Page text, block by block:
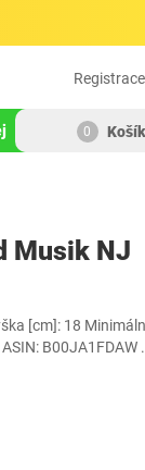
Registrace
0 Košík
Musik NJ
[cm]: 18
B00JA1FDAW